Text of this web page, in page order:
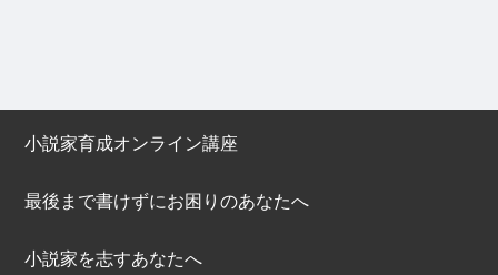
小説家育成オンライン講座
最後まで書けずにお困りのあなたへ
小説家を志すあなたへ